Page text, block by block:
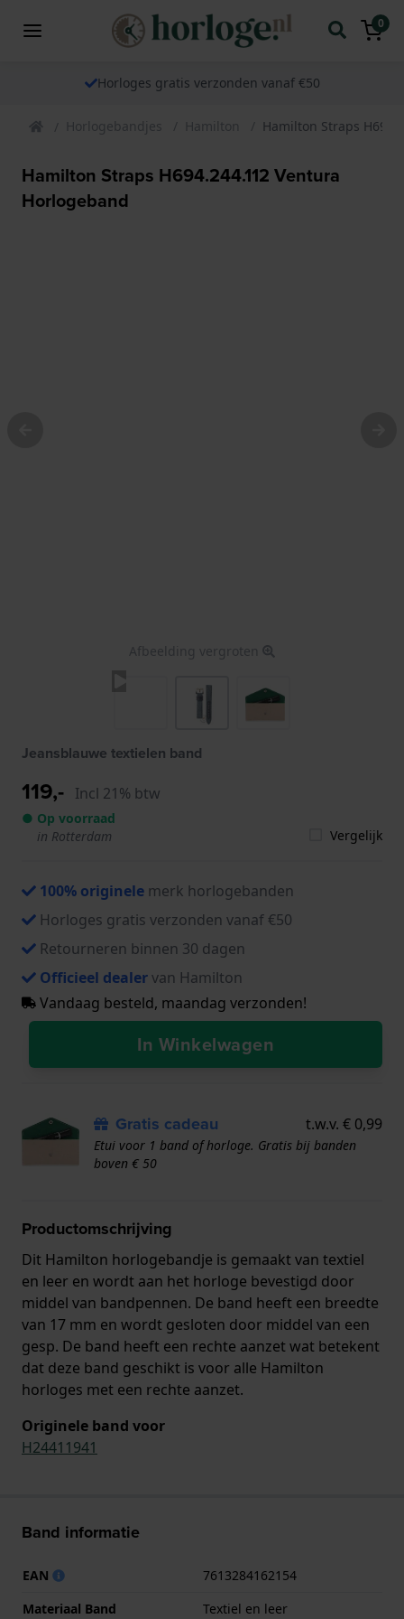
0
Horloges gratis verzonden vanaf €50
Horlogebandjes Hamilton Hamilton Straps
Hamilton Straps H694.244.112 Ventura
Horlogeband
Afbeelding vergroten
Jeansblauwe textielen band
119,- Incl 21% btw
● Op voorraad
in Rotterdam
Vergelijk
100% originele merk horlogebanden
Horloges gratis verzonden vanaf €50
Retourneren binnen 30 dagen
Officieel dealervan Hamilton
Vandaag besteld, maandag verzonden!
In Winkelwagen
Gratis cadeau t.w.v. € 0,99
Etui voor 1 band of horloge. Gratis bij banden
boven € 50
Productomschrijving
Dit Hamilton horlogebandje is gemaakt van textiel
en leer en wordt aan het horloge bevestigd door
middel van bandpennen. De band heeft een breedte
van 17 mm en wordt gesloten door middel van een
gesp. De band heeft een rechte aanzet wat betekent
dat deze band geschikt is voor alle Hamilton
horloges met een rechte aanzet.
Originele band voor
H24411941
Band informatie
EAN
7613284162154
Materiaal Band
Textiel en leer